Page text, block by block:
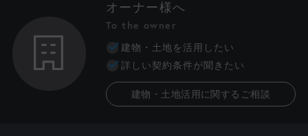
オーナー様へ
To the owner
建物・土地を活用したい
詳しい契約条件が聞きたい
建物・土地活用に関するご相談